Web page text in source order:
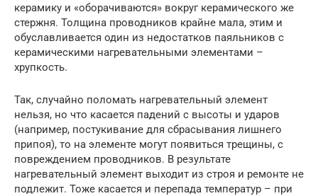
керамику и «оборачиваются» вокруг керамического же
стержня. Толщина проводников крайне мала, этим и
обуславливается один из недостатков паяльников с
керамическими нагревательными элементами –
хрупкость.
Так, случайно поломать нагревательный элемент
нельзя, но что касается падений с высоты и ударов
(например, постукивание для сбрасывания лишнего
припоя), то на элементе могут появиться трещины, с
повреждением проводников. В результате
нагревательный элемент выходит из строя и ремонте не
подлежит. Тоже касается и перепада температур – при